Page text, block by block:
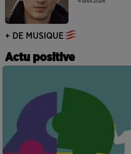
+ DE MUSIQUE
Actu positive